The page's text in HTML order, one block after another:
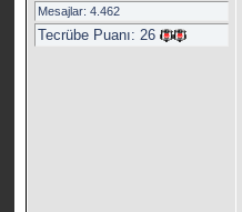
Mesajlar: 4.462
Tecrübe Puanı:26